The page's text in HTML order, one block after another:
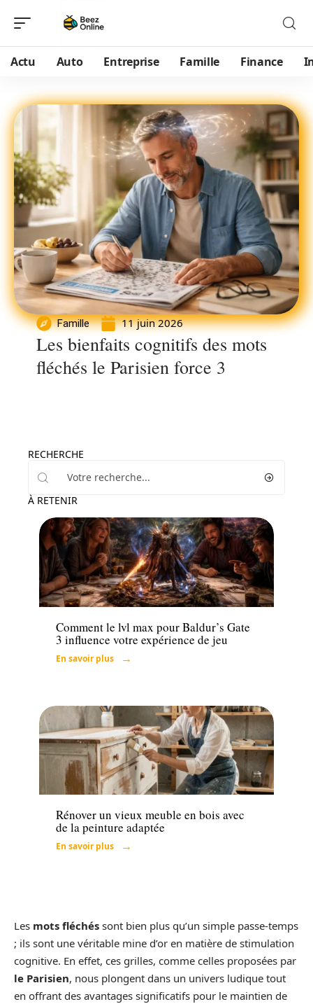
Actu Auto Entreprise Famille Finance
Famille 11 juin 2026
Les bienfaits cognitifs des mots
fléchés le Parisien force 3
RECHERCHE
À RETENIR
Famille
Comment le lvl max pour Baldur’s Gate
3 influence votre expérience de jeu
En savoir plus
Maison
Rénover un vieux meuble en bois avec
de la peinture adaptée
En savoir plus
Les mots fléchés sont bien plus qu’un simple passe-temps
; ils sont une véritable mine d’or en matière de stimulation
cognitive. En effet, ces grilles, comme celles proposées par
le Parisien, nous plongent dans un univers ludique tout
en offrant des avantages significatifs pour le maintien de